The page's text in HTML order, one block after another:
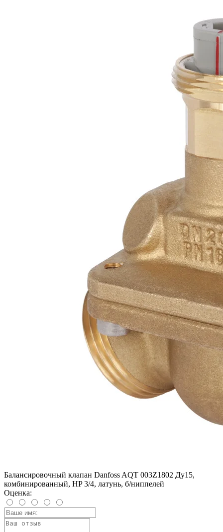
Балансировочный клапан Danfoss AQT 003Z1802 Ду15,
комбинированный, HP 3/4, латунь, б/ниппелей
Оценка: